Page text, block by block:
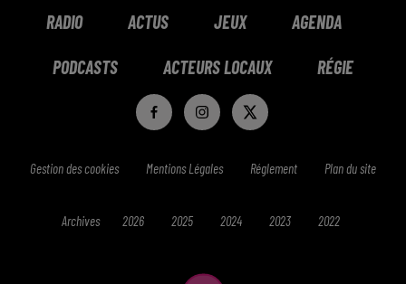
RADIO ACTUS JEUX AGENDA
PODCASTS ACTEURS LOCAUX RÉGIE
Gestion des cookies Mentions Légales Réglement Plan du site
Archives 2026 2025 2024 2023 2022